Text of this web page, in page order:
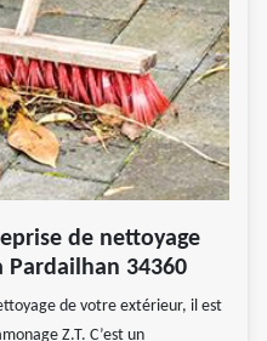
de nettoyage
Pardailhan 34360
de votre extérieur, il est
Z.T. C’est un